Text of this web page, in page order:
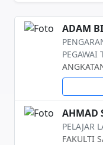
ADAM
PEGAWAI
AHMAD
PELAJAR
FAKULTI